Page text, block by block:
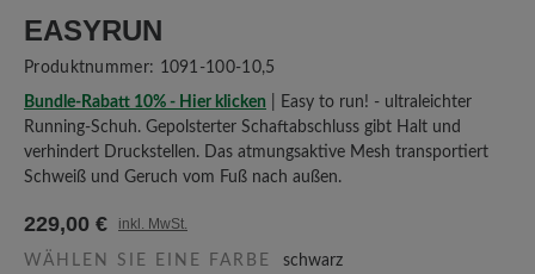
EASYRUN
Produktnummer: 1091-100-10,5
Bundle-Rabatt 10% - Hier klicken | Easy to run! - ultraleichter
Running-Schuh. Gepolsterter Schaftabschluss gibt Halt und
verhindert Druckstellen. Das atmungsaktive Mesh transportiert
Schweiß und Geruch vom Fuß nach außen.
229,00 € inkl. MwSt.
WÄHLEN SIE EINE FARBE schwarz